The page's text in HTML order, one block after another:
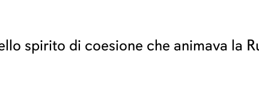
spirito di coesione che animava la